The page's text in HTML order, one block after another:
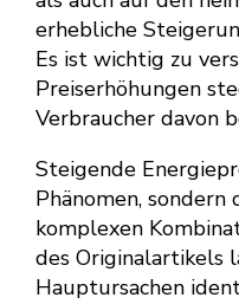
erhebliche
Es ist wichtig zu
Preiserhöhungen
Verbraucher davon
Steigende
Phänomen, sondern
komplexen
des Originalartikels
Hauptursachen